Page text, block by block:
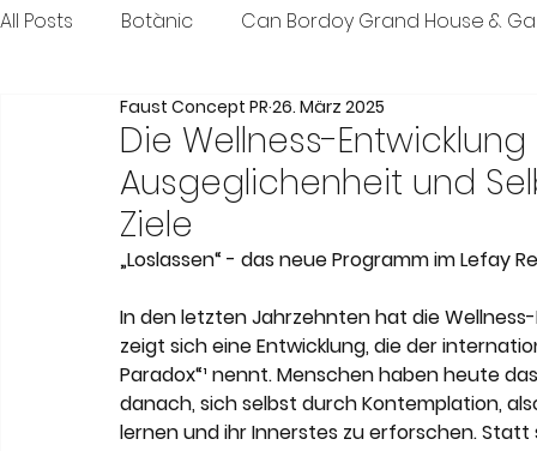
All Posts Botànic Can Bordoy Grand House &
The Ozen Collection Faust Concept PR
Meneghetti Wine Hotel & Winery
Son Moli Country House Vestige Collection
Die Wellness-
Ausgeglichenheit und
Ziele
Faust Concept PR 26. März 2025
„Loslassen“ - das neue Programm im Lefay
In den letzten Jahrzehnten hat die
zeigt sich eine Entwicklung, die der
Paradox“¹ nennt. Menschen haben heute
danach, sich selbst durch Kontemplation,
lernen und ihr Innerstes zu erforschen. Statt